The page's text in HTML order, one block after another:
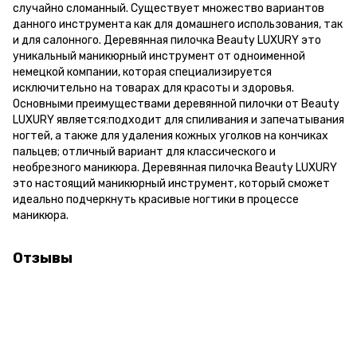
случайно сломанный. Существует множество вариантов
данного инструмента как для домашнего использования, так
и для салонного. Деревянная пилочка Beauty LUXURY это
уникальный маникюрный инструмент от одноименной
немецкой компании, которая специализируется
исключительно на товарах для красоты и здоровья.
Основными преимуществами деревянной пилочки от Beauty
LUXURY является:подходит для спиливания и запечатывания
ногтей, а также для удаления кожных уголков на кончиках
пальцев; отличный вариант для классического и
необрезного маникюра. Деревянная пилочка Beauty LUXURY
это настоящий маникюрный инструмент, который сможет
идеально подчеркнуть красивые ногтики в процессе
маникюра.
Отзывы